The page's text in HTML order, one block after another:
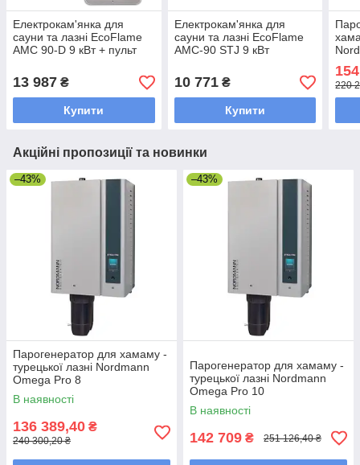
Електрокам'янка для
сауни та лазні EcoFlame
AMC 90-D 9 кВт + пульт
13 987 ₴
Купити
Електрокам'янка для
сауни та лазні EcoFlame
AMC-90 STJ 9 кВт
10 771₴
Купити
220
Акційні пропозиції та новинки
–43%
Парогенератор для хамаму -
турецької лазні Nordmann
Omega Pro 8
В наявності
136 389,40 ₴
240 300,20 ₴
–43%
Парогенератор для хамаму -
турецької лазні Nordmann
Omega Pro 10
В наявності
142 709 ₴ 251 126,40 ₴